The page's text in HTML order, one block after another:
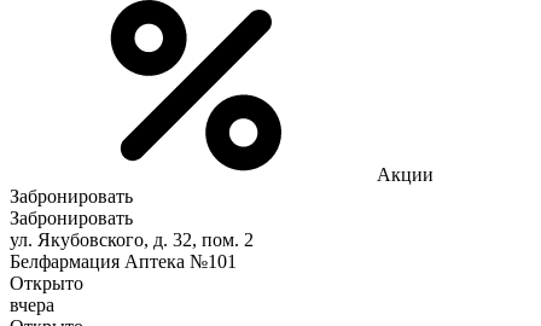
Акции
Забронировать
Забронировать
ул. Якубовского, д. 32, пом. 2
Белфармация Аптека №101
Открыто
вчера